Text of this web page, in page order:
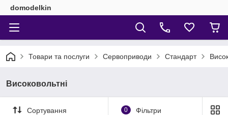
domodelkin
Товари та послуги Сервоприводи Стандарт
Високовольтні
Сортування 0 Фільтри